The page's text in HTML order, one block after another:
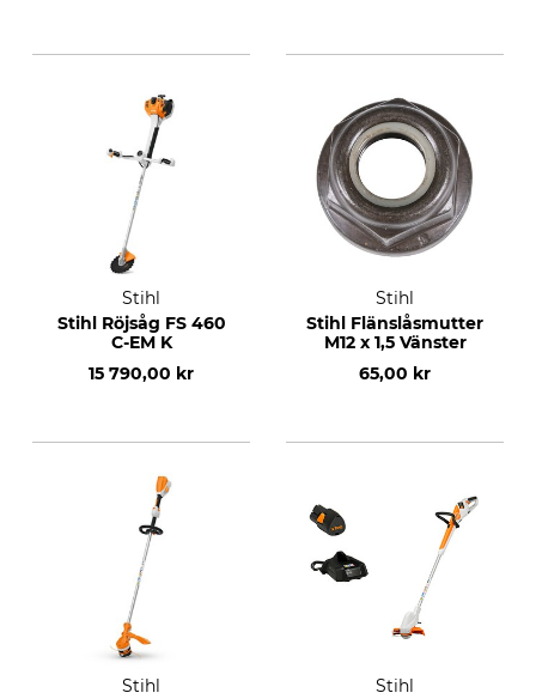
Stihl
Stihl Röjsåg FS 460
C-EM K
15 790,00 kr
Stihl
Stihl Flänslåsmutter
M12 x 1,5 Vänster
65,00 kr
Stihl
Stihl